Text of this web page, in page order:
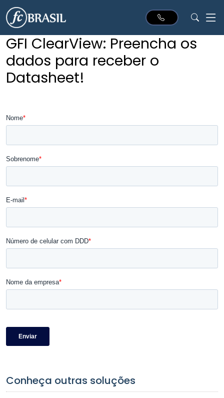
GFI ClearView: Preencha os
dados para receber o
Datasheet!
Conheça outras soluções